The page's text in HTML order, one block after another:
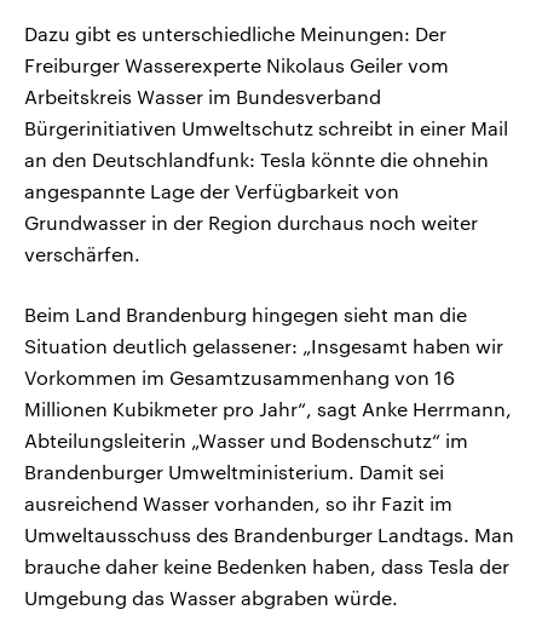
Dazu gibt es unterschiedliche Meinungen: Der
Freiburger Wasserexperte Nikolaus Geiler vom
Arbeitskreis Wasser im Bundesverband
Bürgerinitiativen Umweltschutz schreibt in einer Mail
an den Deutschlandfunk: Tesla könnte die ohnehin
angespannte Lage der Verfügbarkeit von
Grundwasser in der Region durchaus noch weiter
verschärfen.
Beim Land Brandenburg hingegen sieht man die
Situation deutlich gelassener: „Insgesamt haben wir
Vorkommen im Gesamtzusammenhang von 16
Millionen Kubikmeter pro Jahr“, sagt Anke Herrmann,
Abteilungsleiterin „Wasser und Bodenschutz“ im
Brandenburger Umweltministerium. Damit sei
ausreichend Wasser vorhanden, so ihr Fazit im
Umweltausschuss des Brandenburger Landtags. Man
brauche daher keine Bedenken haben, dass Tesla der
Umgebung das Wasser abgraben würde.